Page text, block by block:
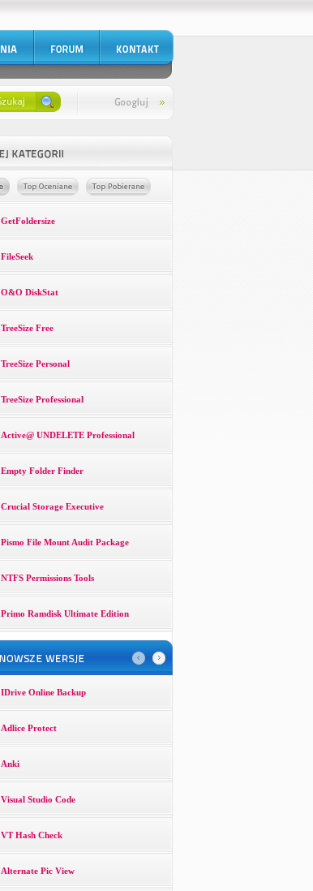
GetFoldersize
FileSeek
O&O DiskStat
TreeSize Free
TreeSize Personal
TreeSize Professional
Active@ UNDELETE Professional
Empty Folder Finder
Crucial Storage Executive
Pismo File Mount Audit Package
NTFS Permissions Tools
Primo Ramdisk Ultimate Edition
IDrive Online Backup
Adlice Protect
Anki
Visual Studio Code
VT Hash Check
Alternate Pic View